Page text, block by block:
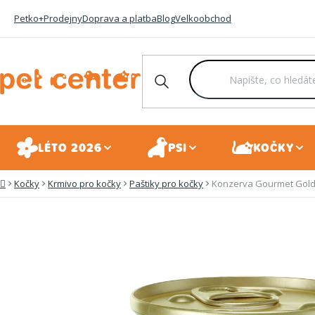
Petko+ProdejnyDoprava a platbaBlogVelkoobchod
LÉTO 2026 PSI KOČKY
DomůKočky Krmivo pro kočky Paštiky pro kočky Konzerva Gourmet